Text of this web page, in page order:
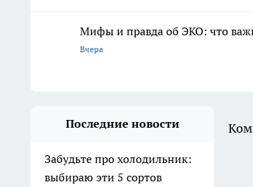
Мифы и правда об ЭКО: что
Вчера
Последние новости
Забудьте про холодильник:
выбираю эти 5 сортов